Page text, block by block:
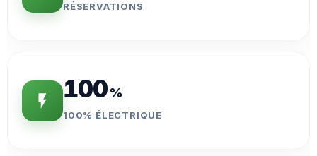
RÉSERVATIONS
100%
100% ÉLECTRIQUE